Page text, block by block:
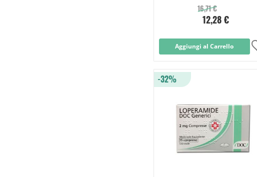
16,71 €
12,28 €
Aggiungi al Carrello
-32%